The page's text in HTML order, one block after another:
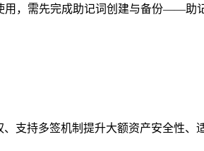
用，需先完成助记词创建与备份——助
支持多签机制提升大额资产安全性、